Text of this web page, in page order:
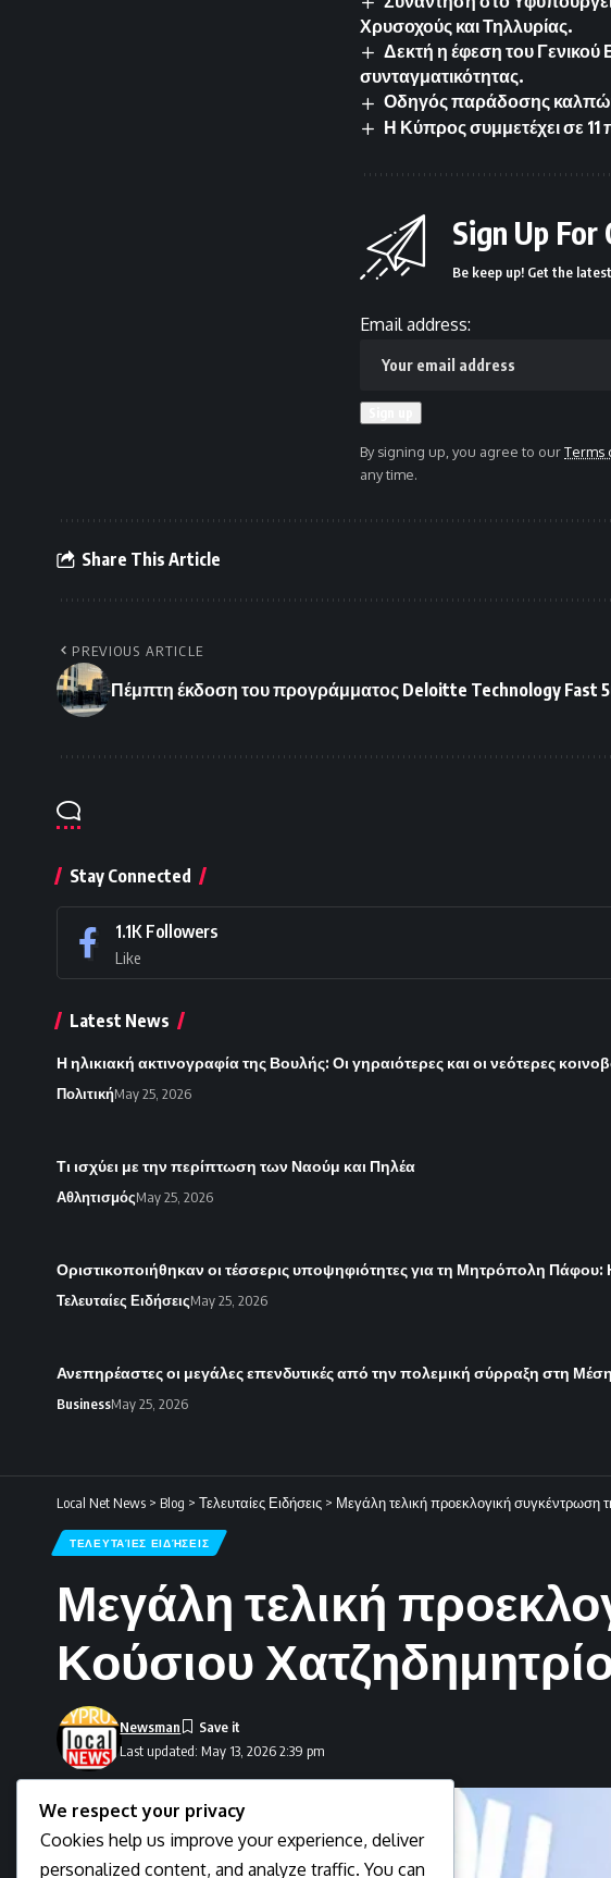
Χρυσοχούς και Τηλλυρίας.
Δεκτή η έφεση του Γενικού
συνταγματικότητας.
Οδηγός παράδοσης
Η Κύπρος συμμετέχει σε
Sign Up
Be keep up! Get the
Email address:
By signing up, you agree to ourTerms
any time.
Share This Article
PREVIOUS ARTICLE
Πέμπτη έκδοση του προγράμματος Deloitte Technology Fast
Stay Connected
1.1K Followers
Like
Latest News
Η ηλικιακή ακτινογραφία της Βουλής: Οι γηραιότερες και οι νεότερες
ΠολιτικήMay 25, 2026
Τι ισχύει με την περίπτωση των Ναούμ και Πηλέα
ΑθλητισμόςMay 25, 2026
Οριστικοποιήθηκαν οι τέσσερις υποψηφιότητες για τη Μητρόπολη Πάφου:
Τελευταίες ΕιδήσειςMay 25, 2026
Ανεπηρέαστες οι μεγάλες επενδυτικές από την πολεμική σύρραξη στη
BusinessMay 25, 2026
Local Net News > Blog > Τελευταίες Ειδήσεις > Μεγάλη τελική προεκλογική συγκέντρωση
ΤΕΛΕΥΤΑΊΕΣ ΕΙΔΉΣΕΙΣ
Μεγάλη τελική
Κούσιου
Last updated: May 13, 2026 2:39 pm
Newsman
We respect your privacy
Cookies help us improve your experience, deliver
personalized content, and analyze traffic. You can